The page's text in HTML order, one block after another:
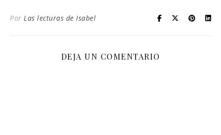
Por Las lecturas de Isabel
DEJA UN COMENTARIO